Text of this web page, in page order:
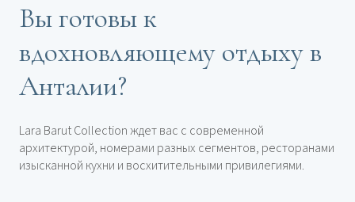
Вы готовы к
вдохновляющему отдыху в
Анталии?
Lara Barut Collection ждет вас с современной
архитектурой, номерами разных сегментов, ресторанами
изысканной кухни и восхитительными привилегиями.